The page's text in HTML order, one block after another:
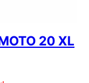
20 XL